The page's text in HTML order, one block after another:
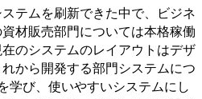
テムを刷新できた中で、ビジネ
材販売部門については本格稼働
のシステムのレイアウトはデザ
から開発する部門システムにつ
学び、使いやすいシステムにし